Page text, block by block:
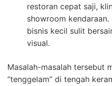
restoran cepat saji,
showroom
bisnis kecil sulit
visual.
Masalah-masalah tersebut
“tenggelam” di tengah